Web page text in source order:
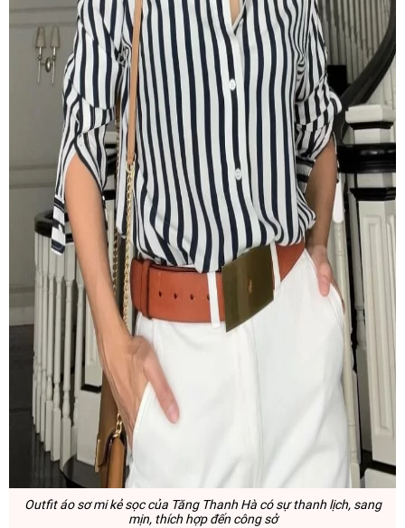
Outfit áo sơ mi kẻ sọc của Tăng Thanh Hà có sự thanh lịch, sang
mịn, thích hợp đến công sở